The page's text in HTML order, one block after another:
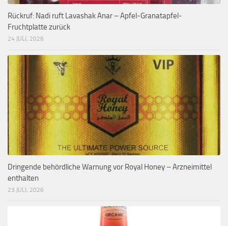
Rückruf: Nadi ruft Lavashak Anar – Apfel-Granatapfel-
Fruchtplatte zurück
24 JULI, 2026
Dringende behördliche Warnung vor Royal Honey – Arzneimittel
enthalten
23 JULI, 2026